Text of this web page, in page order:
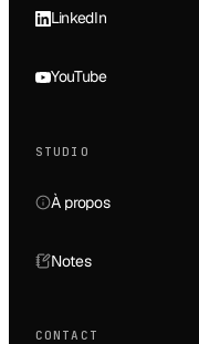
LinkedIn
YouTube
STUDIO
À propos
Notes
CONTACT